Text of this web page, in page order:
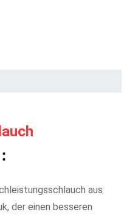
aus
der einen besseren